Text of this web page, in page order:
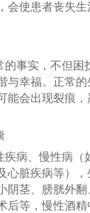
会使患者丧失
的事实，不但困
与幸福。正常的
能会出现裂痕
疾病、慢性病（
心脏疾病等）
阴茎、膀胱外
后等，慢性酒